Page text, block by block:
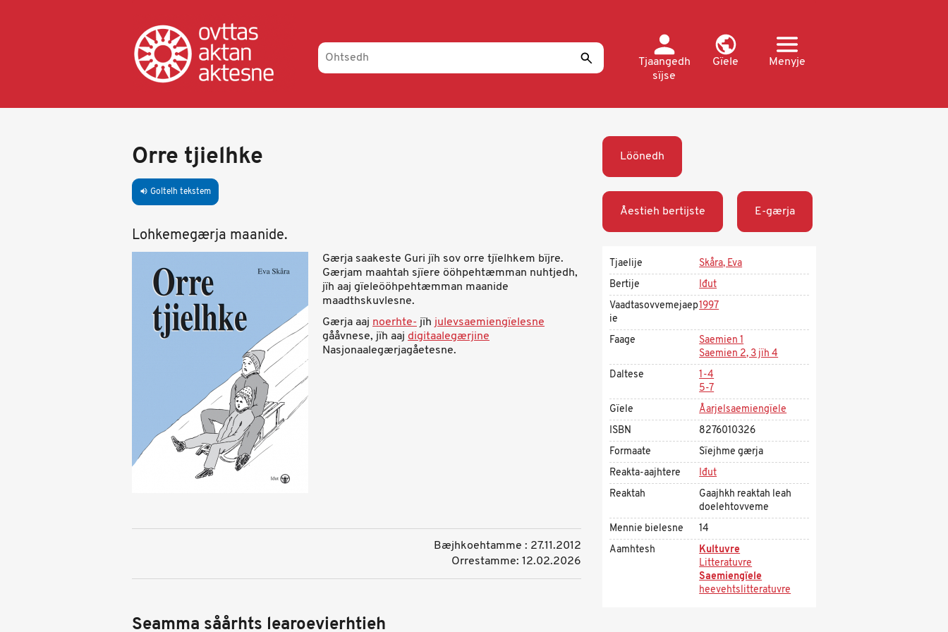
Tjaangedh
sïjse
Gïele Menyje
Orre tjielhke
volume_up Goltelh tekstem
Lohkemegærja maanide.
Gærja saakeste Guri jïh sov orre tjïelhkem bïjre.
Gærjam maahtah sjïere ööhpehtæmman nuhtjedh,
jïh aaj gïeleööhpehtæmman maanide
maadthskuvlesne.
Gærja aaj noerhte- jïh julevsaemiengïelesne
gååvnese, jïh aaj digitaalegærjine
Nasjonaalegærjagåetesne.
Bæjhkoehtamme : 27.11.2012
Orrestamme: 12.02.2026
Seamma såårhts learoevierhtieh
Löönedh
Åestieh bertijste E-gærja
Tjaelije
Skåra, Eva
Bertije
Iđut
Vaadtasovvemejaep
ie
1997
Faage
Saemien 1
Saemien 2, 3 jïh 4
Daltese
1-4
5-7
Gïele
Åarjelsaemiengïele
ISBN
8276010326
Formaate
Sïejhme gærja
Reakta-aajhtere
Iđut
Reaktah
Gaajhkh reaktah leah
doelehtovveme
Mennie bielesne
14
Aamhtesh
Kultuvre
Litteratuvre
Saemiengïele
heevehtslitteratuvre